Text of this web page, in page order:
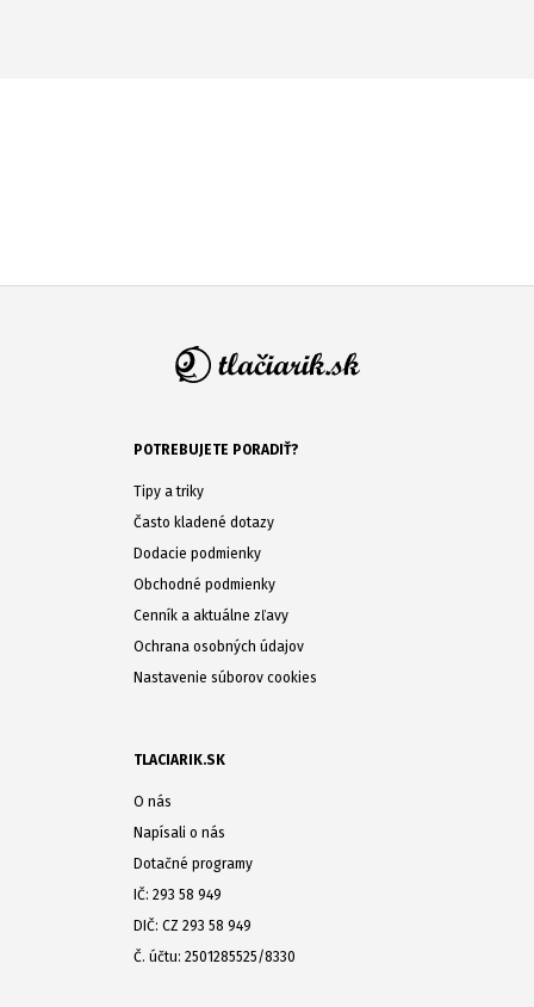
POTREBUJETE PORADIŤ?
Tipy a triky
Často kladené dotazy
Dodacie podmienky
Obchodné podmienky
Cenník a aktuálne zľavy
Ochrana osobných údajov
Nastavenie súborov cookies
TLACIARIK.SK
O nás
Napísali o nás
Dotačné programy
IČ: 293 58 949
DIČ: CZ 293 58 949
Č. účtu: 2501285525/8330